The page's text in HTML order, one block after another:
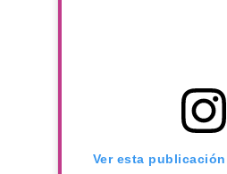
Ver esta